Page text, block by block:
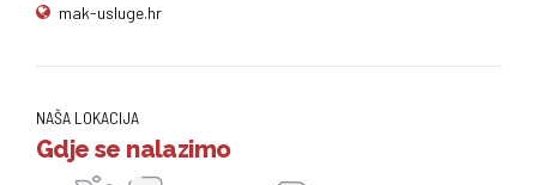
mak-usluge.hr
NAŠA LOKACIJA
Gdje se nalazimo